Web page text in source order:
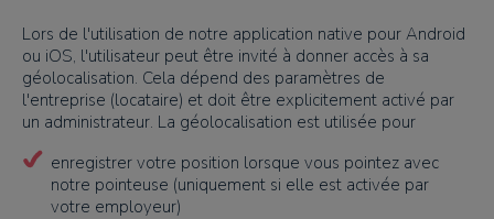
Lors de l'utilisation de notre application native pour Android
ou iOS, l'utilisateur peut être invité à donner accès à sa
géolocalisation. Cela dépend des paramètres de
l'entreprise (locataire) et doit être explicitement activé par
un administrateur. La géolocalisation est utilisée pour
enregistrer votre position lorsque vous pointez avec
notre pointeuse (uniquement si elle est activée par
votre employeur)